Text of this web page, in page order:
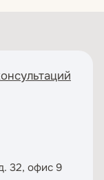
32, офис 9